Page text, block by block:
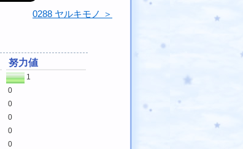
0288 ヤルキモノ ＞
努力値
1
0
0
0
0
0